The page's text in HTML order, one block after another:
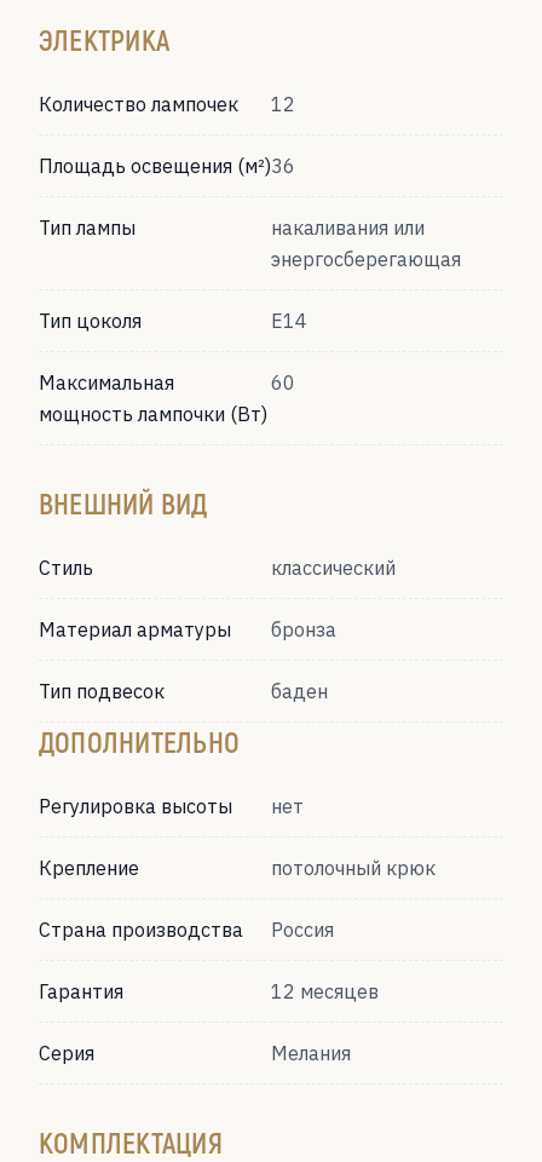
ЭЛЕКТРИКА
Количество лампочек 12
Площадь освещения (м²)36
Тип лампы
накаливания или
энергосберегающая
Тип цоколя Е14
Максимальная
мощность лампочки (Вт)
60
ВНЕШНИЙ ВИД
Стиль классический
Материал арматуры бронза
Тип подвесок баден
ДОПОЛНИТЕЛЬНО
Регулировка высоты нет
Крепление потолочный крюк
Страна производства Россия
Гарантия 12 месяцев
Серия Мелания
КОМПЛЕКТАЦИЯ